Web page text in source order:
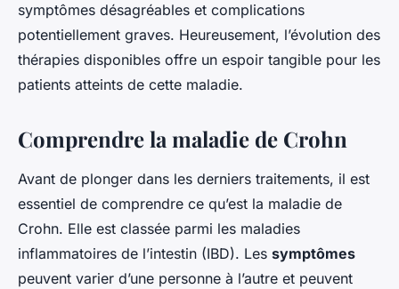
symptômes désagréables et complications
potentiellement graves. Heureusement, l’évolution des
thérapies disponibles offre un espoir tangible pour les
patients atteints de cette maladie.
Comprendre la maladie de Crohn
Avant de plonger dans les derniers traitements, il est
essentiel de comprendre ce qu’est la maladie de
Crohn. Elle est classée parmi les maladies
inflammatoires de l’intestin (IBD). Les symptômes
peuvent varier d’une personne à l’autre et peuvent